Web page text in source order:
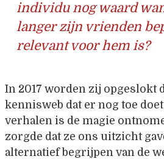
individu nog waard
langer zijn vrienden
relevant voor hem is?
In 2017 worden zij opgeslokt
kennisweb dat er nog toe
verhalen is de magie
zorgde dat ze ons uitzicht
alternatief begrijpen van de